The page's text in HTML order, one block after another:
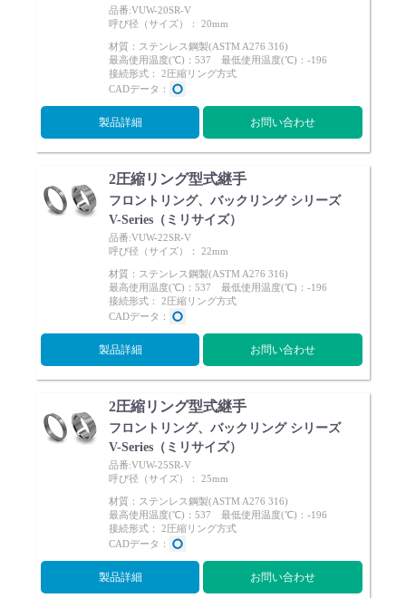
品番:VUW-20SR-V
呼び径（サイズ）： 20mm
材質：ステンレス鋼製(ASTM A276 316)
最高使用温度(℃)：537 最低使用温度(℃)：-196
接続形式： 2圧縮リング方式
CADデータ：
製品詳細 お問い合わせ
2圧縮リング型式継手
フロントリング、バックリング シリーズ
V-Series（ミリサイズ）
品番:VUW-22SR-V
呼び径（サイズ）： 22mm
材質：ステンレス鋼製(ASTM A276 316)
最高使用温度(℃)：537 最低使用温度(℃)：-196
接続形式： 2圧縮リング方式
CADデータ：
製品詳細 お問い合わせ
2圧縮リング型式継手
フロントリング、バックリング シリーズ
V-Series（ミリサイズ）
品番:VUW-25SR-V
呼び径（サイズ）： 25mm
材質：ステンレス鋼製(ASTM A276 316)
最高使用温度(℃)：537 最低使用温度(℃)：-196
接続形式： 2圧縮リング方式
CADデータ：
製品詳細 お問い合わせ